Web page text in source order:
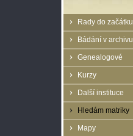
Rady do začátku
Bádání v archivu
Genealogové
Kurzy
Další instituce
Hledám matriky
Mapy